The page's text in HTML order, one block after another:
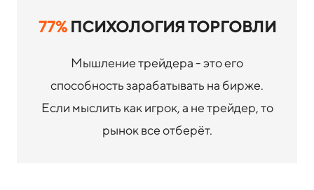
77%ПСИХОЛОГИЯ ТОРГОВЛИ
Мышление трейдера - это его
способность зарабатывать на бирже.
Если мыслить как игрок, а не трейдер, то
рынок все отберёт.